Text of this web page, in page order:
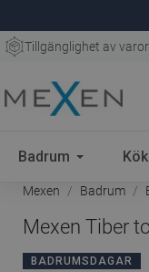
Tillgänglighet av varor
Badrum Kök
Mexen Badrum
Mexen Tiber
BADRUMSDAGAR